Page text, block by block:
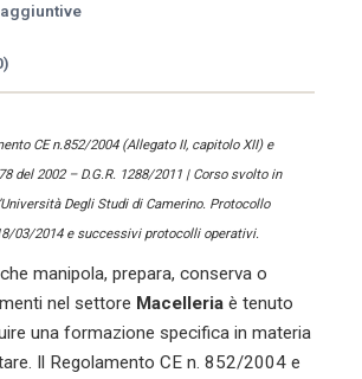
CE n.852/2004 (Allegato II, capitolo XII) e
del 2002 – D.G.R. 1288/2011 | Corso svolto in
Degli Studi di Camerino. Protocollo
03/2014 e successivi protocolli operativi.
manipola, prepara, conserva o
nel settore Macelleria è tenuto
una formazione specifica in materia
Il Regolamento CE n. 852/2004 e